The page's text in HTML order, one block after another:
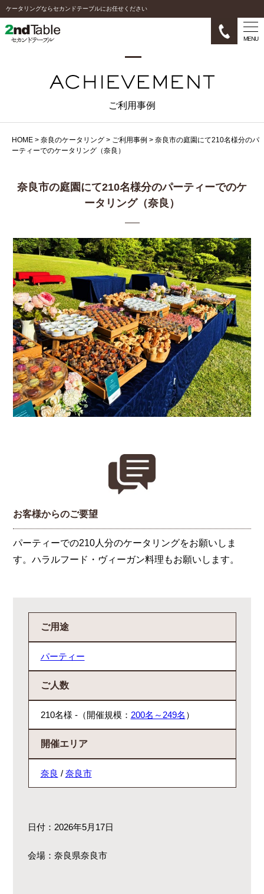
ケータリングならセカンドテーブルにお任せください
MENU
ご利用事例
HOME > 奈良のケータリング > ご利用事例 > 奈良市の庭園にて210名様分のパ
ーティーでのケータリング（奈良）
奈良市の庭園にて210名様分のパーティーでのケ
ータリング（奈良）
お客様からのご要望
パーティーでの210人分のケータリングをお願いしま
す。ハラルフード・ヴィーガン料理もお願いします。
ご用途
パーティー
ご人数
210名様 -（開催規模： 200名～249名 ）
開催エリア
奈良 / 奈良市
日付：2026年5月17日
会場：奈良県奈良市